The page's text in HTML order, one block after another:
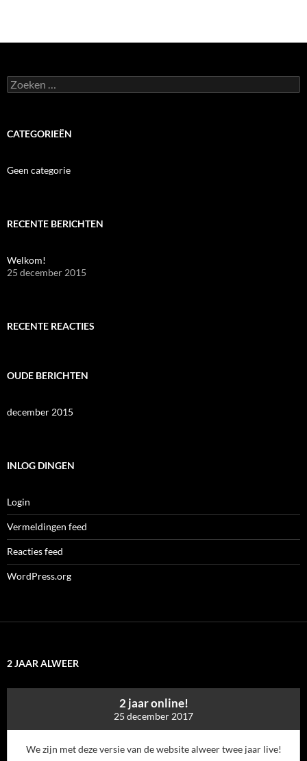
Zoeken
naar:
CATEGORIEËN
Geen categorie
RECENTE BERICHTEN
Welkom!
25 december 2015
RECENTE REACTIES
OUDE BERICHTEN
december 2015
INLOG DINGEN
Login
Vermeldingen feed
Reacties feed
WordPress.org
2 JAAR ALWEER
2 jaar online!
25 december 2017
We zijn met deze versie van de website alweer twee jaar live!